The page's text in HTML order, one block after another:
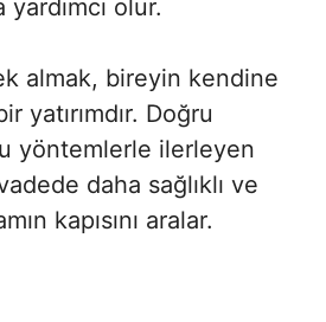
olur.
almak, bireyin kendine
yatırımdır. Doğru
yöntemlerle ilerleyen
daha sağlıklı ve
kapısını aralar.